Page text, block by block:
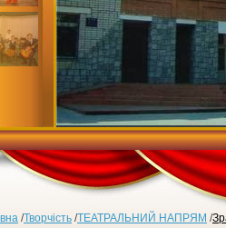
/Творчість /ТЕАТРАЛЬНИЙ НАПРЯМ /